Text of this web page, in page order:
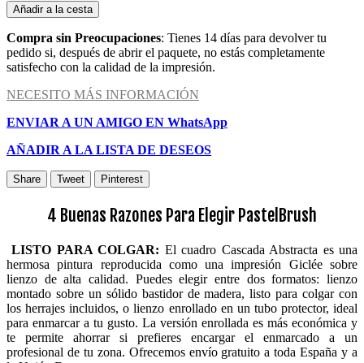
Añadir a la cesta
Compra sin Preocupaciones: Tienes 14 días para devolver tu
pedido si, después de abrir el paquete, no estás completamente
satisfecho con la calidad de la impresión.
NECESITO MÁS INFORMACIÓN
ENVIAR A UN AMIGO EN WhatsApp
AÑADIR A LA LISTA DE DESEOS
Share Tweet Pinterest
4 Buenas Razones Para Elegir PastelBrush
LISTO PARA COLGAR: El cuadro Cascada Abstracta es una
hermosa pintura reproducida como una impresión Giclée sobre
lienzo de alta calidad. Puedes elegir entre dos formatos: lienzo
montado sobre un sólido bastidor de madera, listo para colgar con
los herrajes incluidos, o lienzo enrollado en un tubo protector, ideal
para enmarcar a tu gusto. La versión enrollada es más económica y
te permite ahorrar si prefieres encargar el enmarcado a un
profesional de tu zona. Ofrecemos envío gratuito a toda España y a